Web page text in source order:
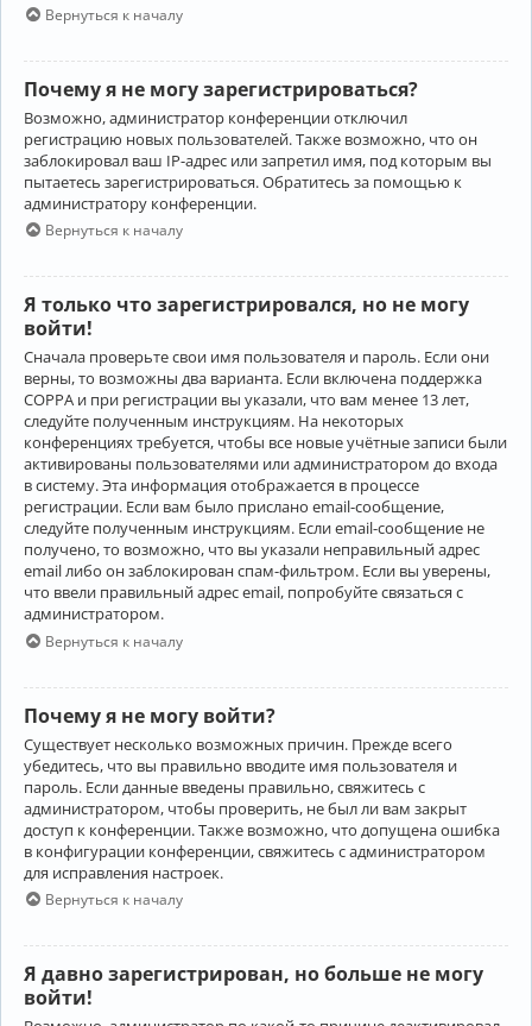
Вернуться к началу
Почему я не могу зарегистрироваться?
Возможно, администратор конференции отключил
регистрацию новых пользователей. Также возможно, что он
заблокировал ваш IP-адрес или запретил имя, под которым вы
пытаетесь зарегистрироваться. Обратитесь за помощью к
администратору конференции.
Вернуться к началу
Я только что зарегистрировался, но не могу
войти!
Сначала проверьте свои имя пользователя и пароль. Если они
верны, то возможны два варианта. Если включена поддержка
COPPA и при регистрации вы указали, что вам менее 13 лет,
следуйте полученным инструкциям. На некоторых
конференциях требуется, чтобы все новые учётные записи были
активированы пользователями или администратором до входа
в систему. Эта информация отображается в процессе
регистрации. Если вам было прислано email-сообщение,
следуйте полученным инструкциям. Если email-сообщение не
получено, то возможно, что вы указали неправильный адрес
email либо он заблокирован спам-фильтром. Если вы уверены,
что ввели правильный адрес email, попробуйте связаться с
администратором.
Вернуться к началу
Почему я не могу войти?
Существует несколько возможных причин. Прежде всего
убедитесь, что вы правильно вводите имя пользователя и
пароль. Если данные введены правильно, свяжитесь с
администратором, чтобы проверить, не был ли вам закрыт
доступ к конференции. Также возможно, что допущена ошибка
в конфигурации конференции, свяжитесь с администратором
для исправления настроек.
Вернуться к началу
Я давно зарегистрирован, но больше не могу
войти!